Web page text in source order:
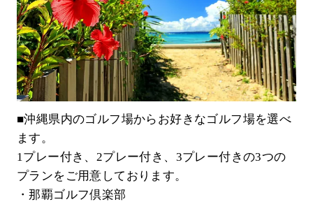
■沖縄県内のゴルフ場からお好きなゴルフ場を選べ
ます。
1プレー付き、2プレー付き、3プレー付きの3つの
プランをご用意しております。
・那覇ゴルフ倶楽部